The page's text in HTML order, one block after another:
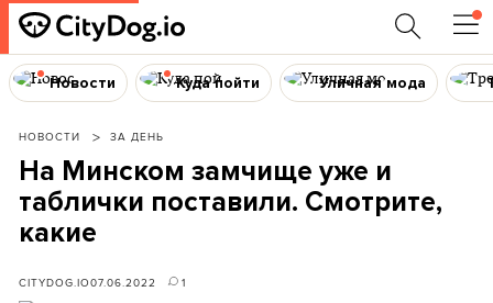
Новости Куда пойти Уличная мода
НОВОСТИ ЗА ДЕНЬ
На Минском замчище уже и
таблички поставили. Смотрите,
какие
CITYDOG.IO07.06.2022 1